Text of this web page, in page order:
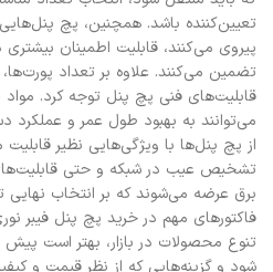
تعیین‌کننده باشد. همچنین، پچ پنل‌هایی
پیروی می‌کنند، قابلیت اطمینان بیشتری
تضمین می‌کنند. علاوه بر تعداد
قابلیت‌های فنی پچ پنل توجه کرد. مواد
می‌توانند به بهبود طول عمر و عملکرد
از پچ پنل‌ها با ویژگی‌هایی نظیر
تشخیص عیب در شبکه و حتی قابلیت‌های
برق عرضه می‌شوند که بر انتخاب نهایی
فاکتورهای مهم در خرید پچ پنل فیبر
تنوع محصولات در بازار، بهتر است پیش
شود و گزینه‌هایی که از نظر قیمت و